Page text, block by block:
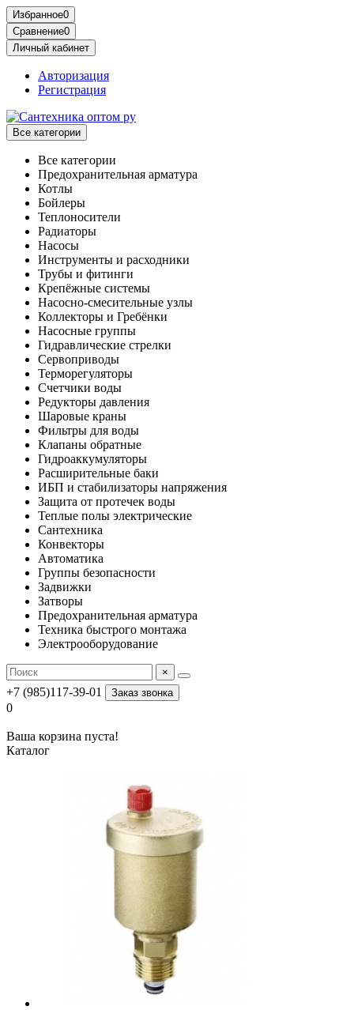
Избранное0
Сравнение0
Личный кабинет
Авторизация
Регистрация
Все категории
Все категории
Предохранительная арматура
Котлы
Бойлеры
Теплоносители
Радиаторы
Насосы
Инструменты и расходники
Трубы и фитинги
Крепёжные системы
Насосно-смесительные узлы
Коллекторы и Гребёнки
Насосные группы
Гидравлические стрелки
Сервоприводы
Терморегуляторы
Счетчики воды
Редукторы давления
Шаровые краны
Фильтры для воды
Клапаны обратные
Гидроаккумуляторы
Расширительные баки
ИБП и стабилизаторы напряжения
Защита от протечек воды
Теплые полы электрические
Сантехника
Конвекторы
Автоматика
Группы безопасности
Задвижки
Затворы
Предохранительная арматура
Техника быстрого монтажа
Электрооборудование
×
+7 (985)117-39-01 Заказ звонка
0
Ваша корзина пуста!
Каталог